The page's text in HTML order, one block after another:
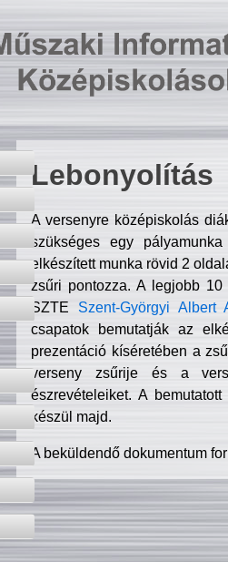
Lebonyolítás
A versenyre középiskolás
szükséges egy
elkészített munka rövid 2
zsűri pontozza. A legjobb
SZTE Szent-Györgyi Albert
csapatok bemutatják az
prezentáció kíséretében a
verseny zsűrije és a
észrevételeiket. A
készül majd.
A beküldendő dokumentum